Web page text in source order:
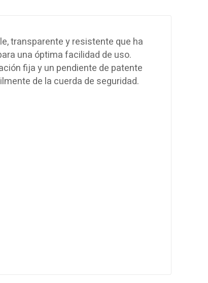
transparente y resistente que ha
una óptima facilidad de uso.
fija y un pendiente de patente
de la cuerda de seguridad.